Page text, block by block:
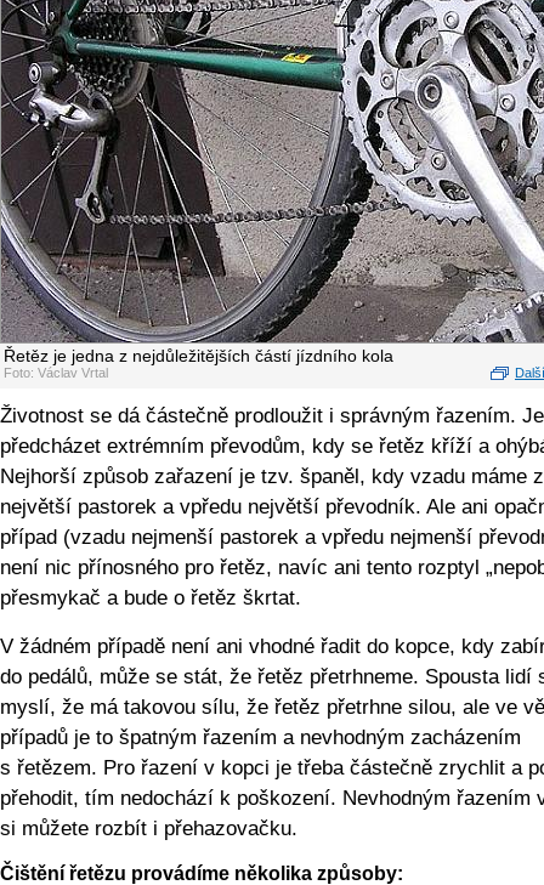
Řetěz je jedna z nejdůležitějších částí jízdního kola
Foto: Václav Vrtal
Životnost se dá částečně prodloužit i správným řazením.
předcházet extrémním převodům, kdy se řetěz kříží a
Nejhorší způsob zařazení je tzv. španěl, kdy vzadu máme
největší pastorek a vpředu největší převodník. Ale ani
případ (vzadu nejmenší pastorek a vpředu nejmenší
není nic přínosného pro řetěz, navíc ani tento rozptyl
přesmykač a bude o řetěz škrtat.
V žádném případě není ani vhodné řadit do kopce, kdy
do pedálů, může se stát, že řetěz přetrhneme. Spousta lidí
myslí, že má takovou sílu, že řetěz přetrhne silou, ale ve
případů je to špatným řazením a nevhodným zacházením
s řetězem. Pro řazení v kopci je třeba částečně zrychlit a
přehodit, tím nedochází k poškození. Nevhodným řazením
si můžete rozbít i přehazovačku.
Čištění řetězu provádíme několika způsoby: